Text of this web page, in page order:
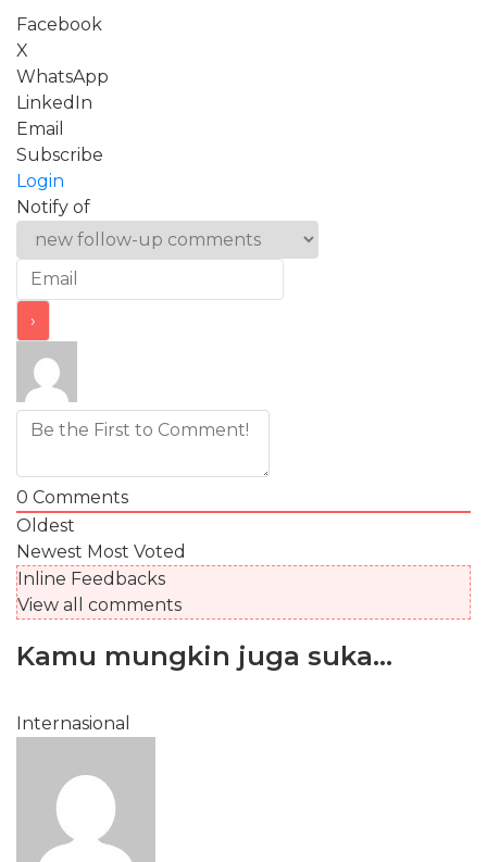
Facebook
X
WhatsApp
LinkedIn
Email
Subscribe
Login
Notify of
0 Comments
Oldest
Newest Most Voted
Inline Feedbacks
View all comments
Kamu mungkin juga suka...
Internasional